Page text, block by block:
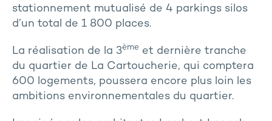
stationnement mutualisé de 4 parkings silos
d’un total de 1 800 places.
La réalisation de la 3ème et dernière tranche
du quartier de La Cartoucherie, qui comptera
600 logements, poussera encore plus loin les
ambitions environnementales du quartier.